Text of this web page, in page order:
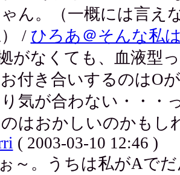
ん。（一概には言え
/ ひろあ＠そんな私
がなくても、血液型
付き合いするのはO
気が合わない・・・
のはおかしいのかもし
( 2003-03-10 12:46 )
～。うちは私がAで